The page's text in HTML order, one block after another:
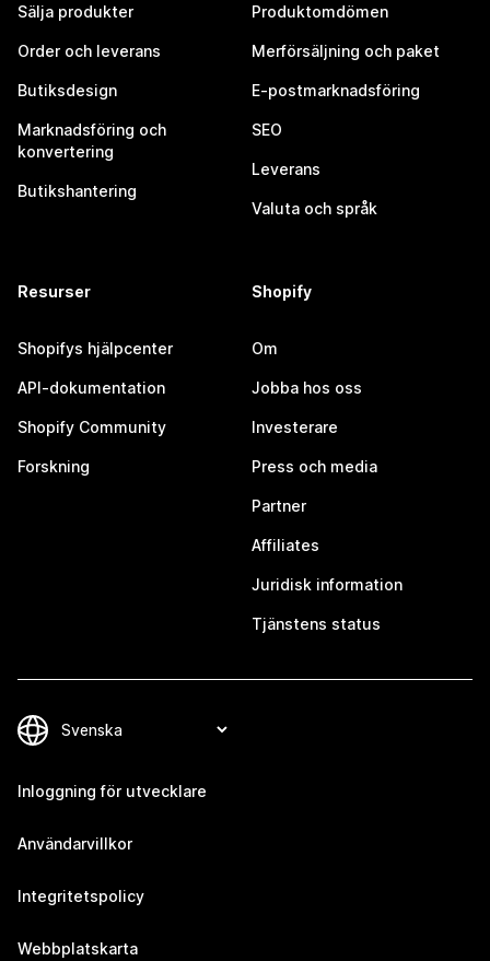
Sälja produkter
Order och leverans
Butiksdesign
Marknadsföring och
konvertering
Butikshantering
Produktomdömen
Merförsäljning och paket
E-postmarknadsföring
SEO
Leverans
Valuta och språk
Resurser
Shopifys hjälpcenter
API-dokumentation
Shopify Community
Forskning
Shopify
Om
Jobba hos oss
Investerare
Press och media
Partner
Affiliates
Juridisk information
Tjänstens status
Inloggning för utvecklare
Användarvillkor
Integritetspolicy
Webbplatskarta